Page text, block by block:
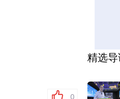
0
精选